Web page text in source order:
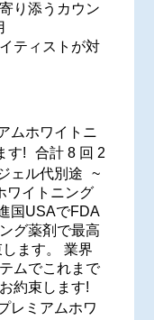
り添うカウン
ティストが対
ムホワイトニ
す! 合計 8 回 2
ェル代別途 ⁡~
ワイトニング
国USAでFDA
グ薬剤で最高
ます。 業界
ムでこれまで
約束します!
レミアムホワ